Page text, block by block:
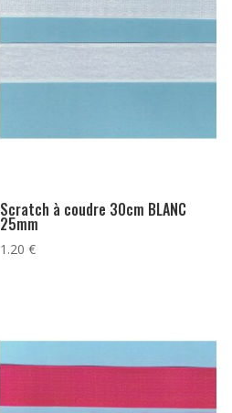
Scratch à coudre 30cm BLANC
25mm
1.20€